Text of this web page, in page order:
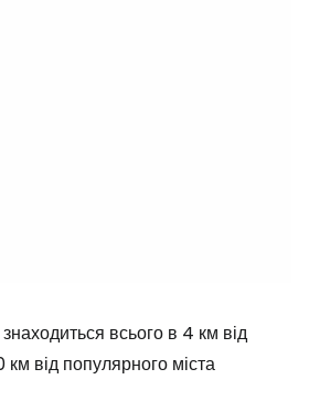
всього в 4 км від
км від популярного міста